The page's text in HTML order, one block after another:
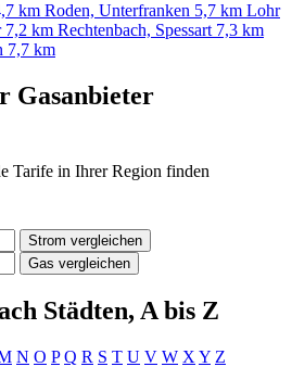
km Roden, Unterfranken 5,7 km Lohr
7,2 km Rechtenbach, Spessart 7,3 km
7,7 km
Gasanbieter
Tarife in Ihrer Region finden
Strom vergleichen
Gas vergleichen
Städten, A bis Z
N O P Q R S T U V W X Y Z